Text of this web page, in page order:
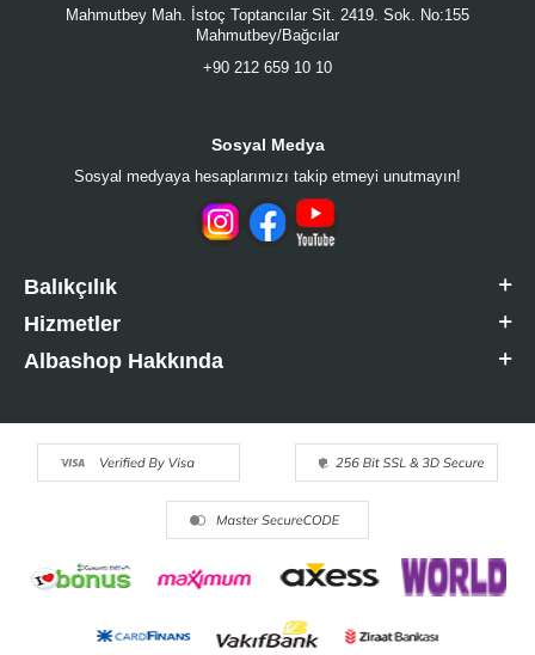
Mahmutbey Mah. İstoç Toptancılar Sit. 2419. Sok. No:155
Mahmutbey/Bağcılar
+90 212 659 10 10
Sosyal Medya
Sosyal medyaya hesaplarımızı takip etmeyi unutmayın!
Balıkçılık
Hizmetler
Albashop Hakkında